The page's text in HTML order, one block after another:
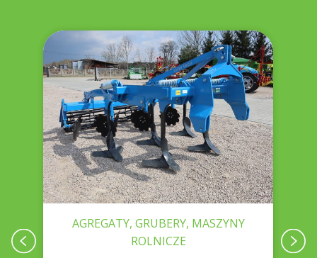
AGREGATY, GRUBERY, MASZYNY
ROLNICZE